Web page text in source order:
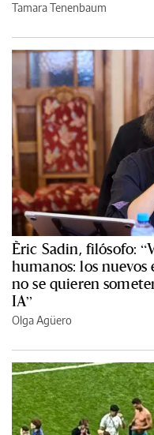
Tamara Tenenbaum
Èric Sadin, filósofo:
humanos: los nuevos
no se quieren
IA”
Olga Agüero